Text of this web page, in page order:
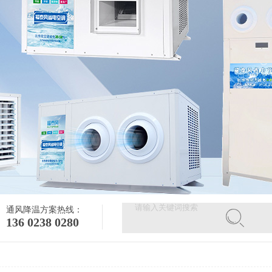
通风降温方案热线：
136 0238 0280